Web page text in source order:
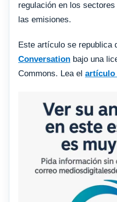
regulación en los
las emisiones.
Este artículo se republica
Conversation bajo una
Commons. Lea el artículo